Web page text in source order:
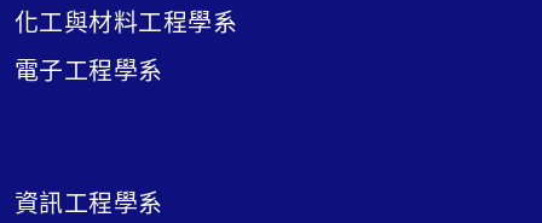
化工與材料工程學系
電子工程學系
資訊工程學系